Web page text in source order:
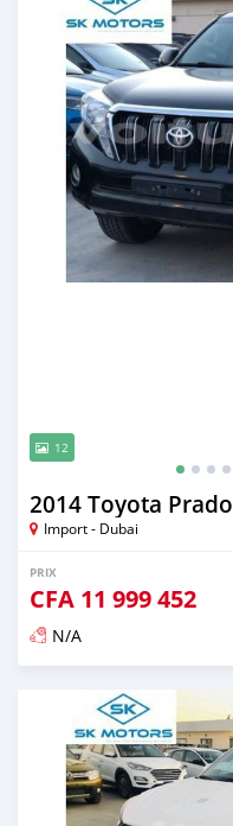
12
2014 Toyota Prado
Import - Dubai
PRIX
CFA 11 999 452
N/A
Publié il y a presque 6 ans